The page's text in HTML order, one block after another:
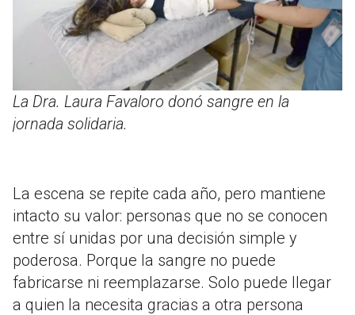
La Dra. Laura Favaloro donó sangre en la
jornada solidaria.
La escena se repite cada año, pero mantiene
intacto su valor: personas que no se conocen
entre sí unidas por una decisión simple y
poderosa. Porque la sangre no puede
fabricarse ni reemplazarse. Solo puede llegar
a quien la necesita gracias a otra persona